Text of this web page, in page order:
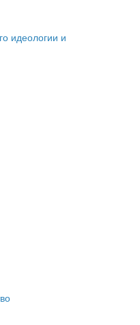
проектирования
идеологии и